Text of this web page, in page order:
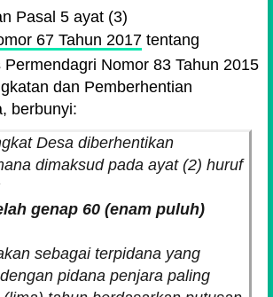
Pasal 5 ayat (3)
67 Tahun 2017 tentang
Nomor 83 Tahun 2015
dan Pemberhentian
berbunyi:
Desa diberhentikan
dimaksud pada ayat (2) huruf
genap 60 (enam puluh)
sebagai terpidana yang
pidana penjara paling